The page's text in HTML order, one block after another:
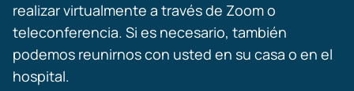
realizar virtualmente a través de Zoom o
teleconferencia. Si es necesario, también
podemos reunirnos con usted en su casa o en el
hospital.